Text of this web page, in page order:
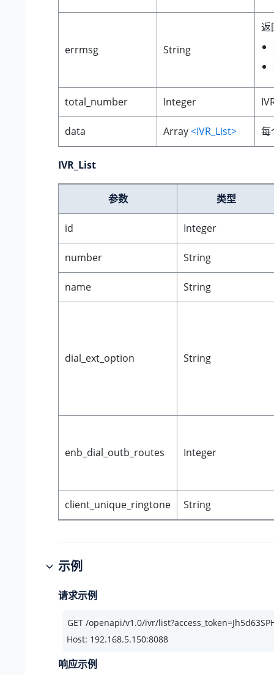
errmsg String
返
total_number Integer
data Array<IVR_List> 每
IVR_List
参数 类型
id Integer
number String
name String
dial_ext_option String
enb_dial_outb_routes Integer
client_unique_ringtone String
示例
请求示例
Host: 192.168.5.150:8088
响应示例